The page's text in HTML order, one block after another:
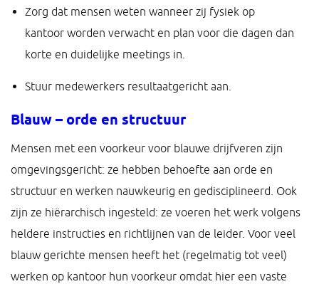
Zorg dat mensen weten wanneer zij fysiek op
kantoor worden verwacht en plan voor die dagen dan
korte en duidelijke meetings in.
Stuur medewerkers resultaatgericht aan.
Blauw – orde en structuur
Mensen met een voorkeur voor blauwe drijfveren zijn
omgevingsgericht: ze hebben behoefte aan orde en
structuur en werken nauwkeurig en gedisciplineerd. Ook
zijn ze hiërarchisch ingesteld: ze voeren het werk volgens
heldere instructies en richtlijnen van de leider. Voor veel
blauw gerichte mensen heeft het (regelmatig tot veel)
werken op kantoor hun voorkeur omdat hier een vaste